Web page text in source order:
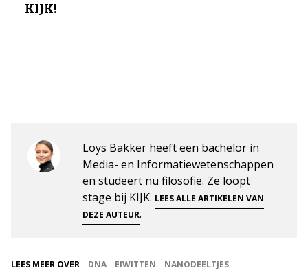
KIJK!
Loys Bakker heeft een bachelor in
Media- en Informatiewetenschappen
en studeert nu filosofie. Ze loopt
stage bij KIJK. LEES ALLE ARTIKELEN VAN
DEZE AUTEUR.
LEES MEER OVER DNA EIWITTEN
NANODEELTJES